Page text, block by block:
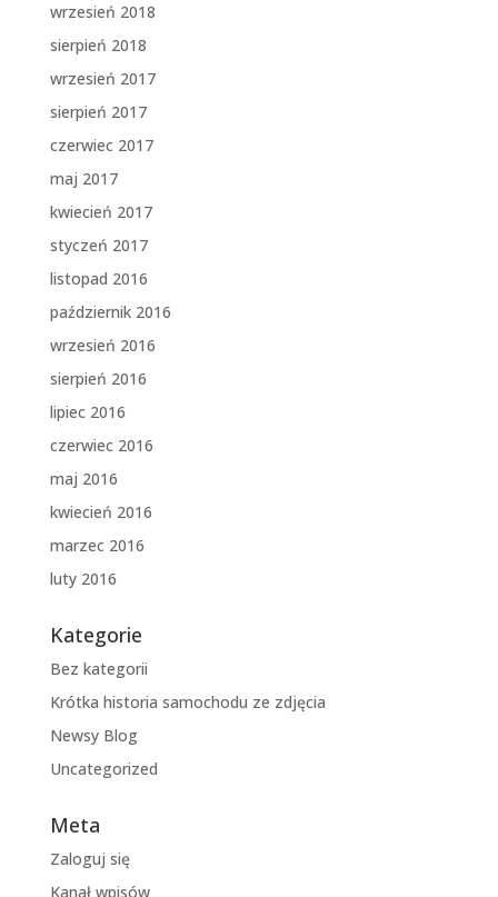
wrzesień 2018
sierpień 2018
wrzesień 2017
sierpień 2017
czerwiec 2017
maj 2017
kwiecień 2017
styczeń 2017
listopad 2016
październik 2016
wrzesień 2016
sierpień 2016
lipiec 2016
czerwiec 2016
maj 2016
kwiecień 2016
marzec 2016
luty 2016
Kategorie
Bez kategorii
Krótka historia samochodu ze zdjęcia
Newsy Blog
Uncategorized
Meta
Zaloguj się
Kanał wpisów